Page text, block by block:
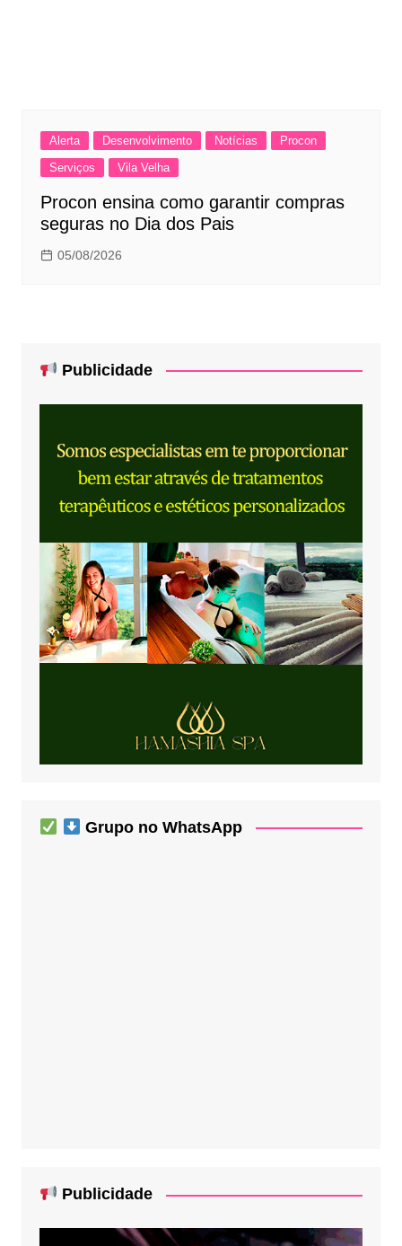
Alerta Desenvolvimento Notícias
Procon
Serviços
Vila Velha
Procon ensina como garantir compras
seguras no Dia dos Pais
05/08/2026
Publicidade
Grupo no WhatsApp
Publicidade